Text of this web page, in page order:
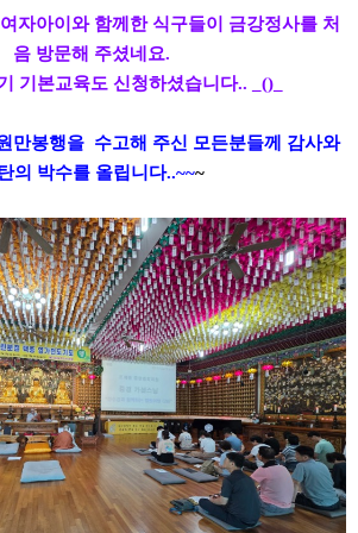
자아이와 함께한 식구들이 금강정사를 처
음 방문해 주셨네요.
기본교육도 신청하셨습니다.. _()_
만봉행을 수고해 주신 모든분들께 감사와
의 박수를 올립니다..~~~